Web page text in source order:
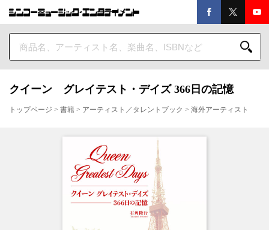
クイーン グレイテスト・デイズ 366日の記憶
トップページ > 書籍 > アーティスト／タレントブック > 海外アーティスト